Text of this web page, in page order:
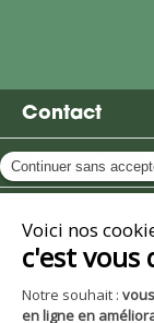
Contact
Moulin des
Avantages et